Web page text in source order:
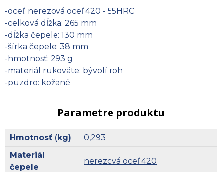
-oceľ: nerezová oceľ 420 - 55HRC
-celková dĺžka: 265 mm
-dĺžka čepele: 130 mm
-šírka čepele: 38 mm
-hmotnosť: 293 g
-materiál rukoväte: bývolí roh
-puzdro: kožené
Parametre produktu
Hmotnosť (kg)
0,293
Materiál
čepele
nerezová oceľ 420